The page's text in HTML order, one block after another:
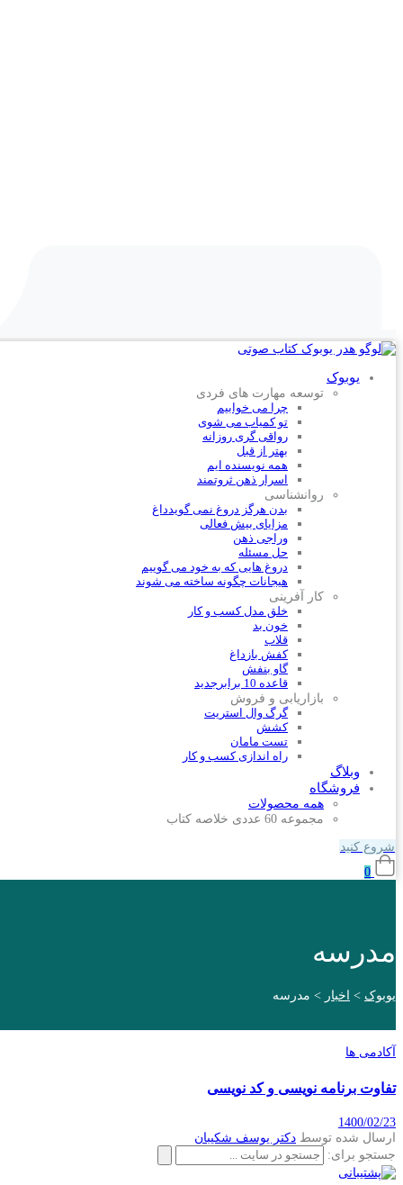
یوبوک
توسعه مهارت های فردی
چرا می خوابیم
تو کمیاب می شوی
رواقی گری روزانه
بهتر از قبل
همه نویسنده ایم
اسرار ذهن ثروتمند
روانشناسی
بدن هرگز دروغ نمی گوید داغ
مزایای بیش فعالی
وراجی ذهن
حل مسئله
دروغ هایی که به خود می گوییم
هیجانات چگونه ساخته می شوند
کار آفرینی
خلق مدل کسب و کار
خون بد
قلاب
کفش باز داغ
گاو بنفش
قاعده 10 برابر
جدید
بازاریابی و فروش
گرگ وال استریت
کشش
تست مامان
راه اندازی کسب و کار
وبلاگ
فروشگاه
همه محصولات
مجموعه 60 عددی خلاصه کتاب
شروع کنید
0
مدرسه
یوبوک > اخبار > مدرسه
آکادمی ها
تفاوت برنامه نویسی و کد نویسی
1400/02/23
ارسال شده توسط دکتر یوسف شکیبان
جستجو برای: